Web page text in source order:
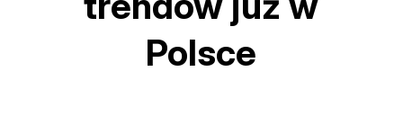
Polsce